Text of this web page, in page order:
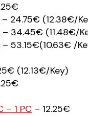
– 24.75€ (12.38€/
– 34.45€ (11.48€/
– 53.15€(10.63€ /
(12.13€/Key)
– 1 PC – 12.25€